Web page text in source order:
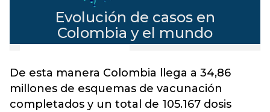
De esta manera Colombia llega a 34,86
millones de esquemas de vacunación
completados y un total de 105.167 dosis